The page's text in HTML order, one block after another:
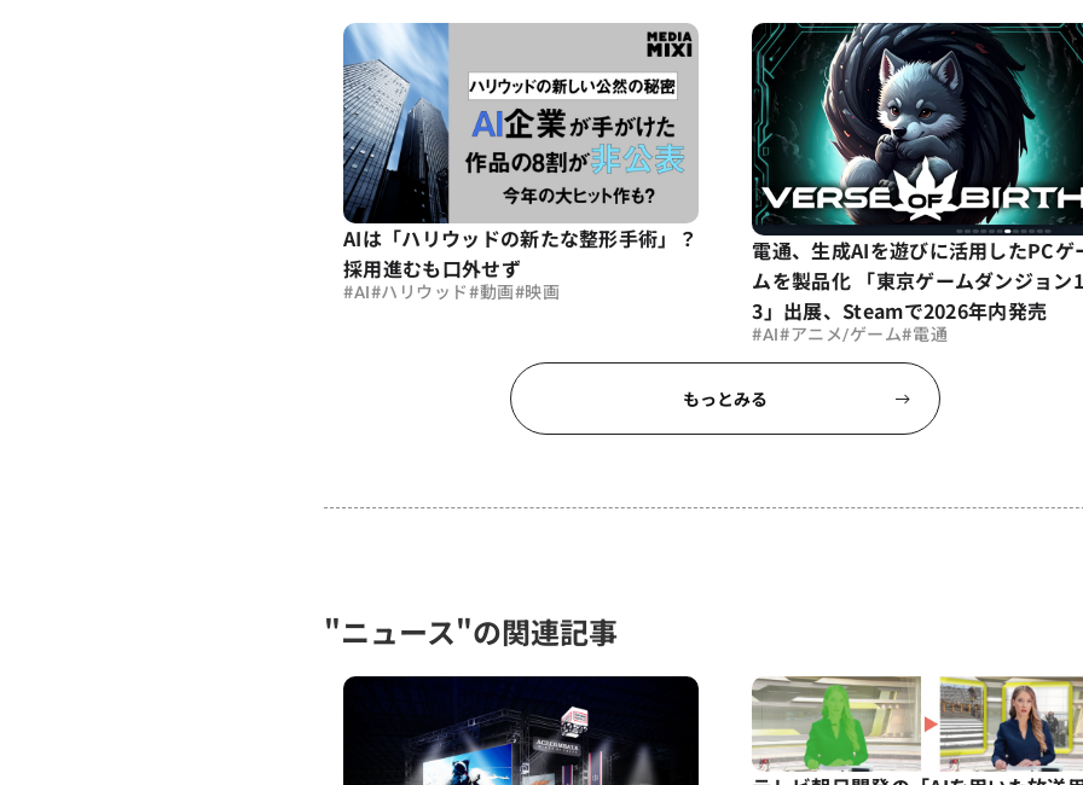
AIは「ハリウッドの新たな整形手術」？
採用進むも口外せず
#AI#ハリウッド#動画#映画
電通、生成AIを遊びに活用したPCゲ
ムを製品化 「東京ゲームダンジョン
3」出展、Steamで2026年内発売
#AI#アニメ/ゲーム#電通
もっとみる
"ニュース"の関連記事